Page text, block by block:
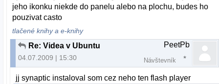
jeho ikonku niekde do panelu alebo na plochu, budes ho
pouzivat casto
tlačené knihy a e-knihy
Re: Videa v Ubuntu
04.07.2009 | 15:30
PeetPb
Návštevník
jj synaptic instaloval som cez neho ten flash player